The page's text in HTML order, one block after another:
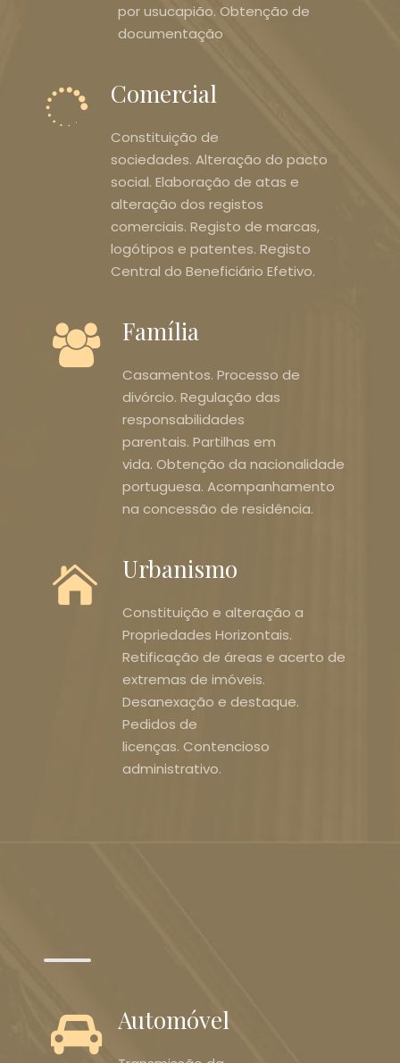
por usucapião. Obtenção de
documentação
Comercial
Constituição de
sociedades. Alteração do pacto
social. Elaboração de atas e
alteração dos registos
comerciais. Registo de marcas,
logótipos e patentes. Registo
Central do Beneficiário Efetivo.
Família
Casamentos. Processo de
divórcio. Regulação das
responsabilidades
parentais. Partilhas em
vida. Obtenção da nacionalidade
portuguesa. Acompanhamento
na concessão de residência.
Urbanismo
Constituição e alteração a
Propriedades Horizontais.
Retificação de áreas e acerto de
extremas de imóveis.
Desanexação e destaque.
Pedidos de
licenças. Contencioso
administrativo.
Automóvel